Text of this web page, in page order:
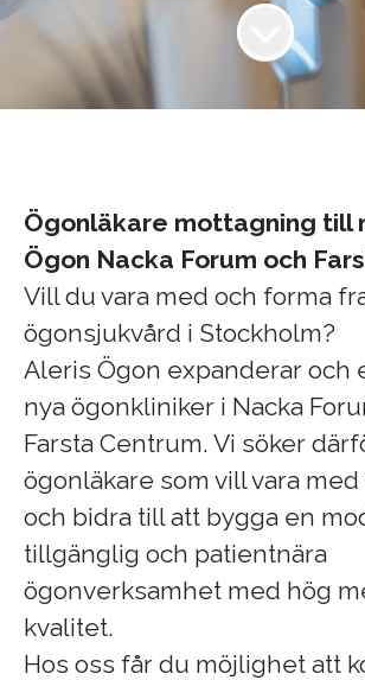
Ögonläkare mottagning till
Ögon Nacka Forum och
Vill du vara med och forma
ögonsjukvård i Stockholm?
Aleris Ögon expanderar och
nya ögonkliniker i Nacka
Farsta Centrum. Vi söker
ögonläkare som vill vara
och bidra till att bygga en
tillgänglig och patientnära
ögonverksamhet med hög
kvalitet.
Hos oss får du möjlighet att